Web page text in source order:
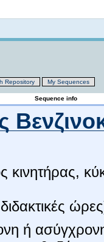
Repository My Sequences
Sequence info
κινητήρας,
ή